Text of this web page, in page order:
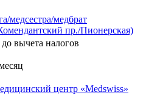
медсестра/медбрат
пр./Пионерская)
до вычета налогов
центр «Medswiss»